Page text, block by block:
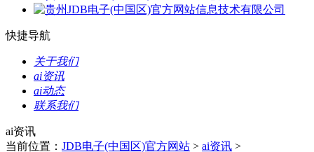
快捷导航
关于我们
ai资讯
ai动态
联系我们
ai资讯
当前位置： JDB电子(中国区)官方网站 > ai资讯 >